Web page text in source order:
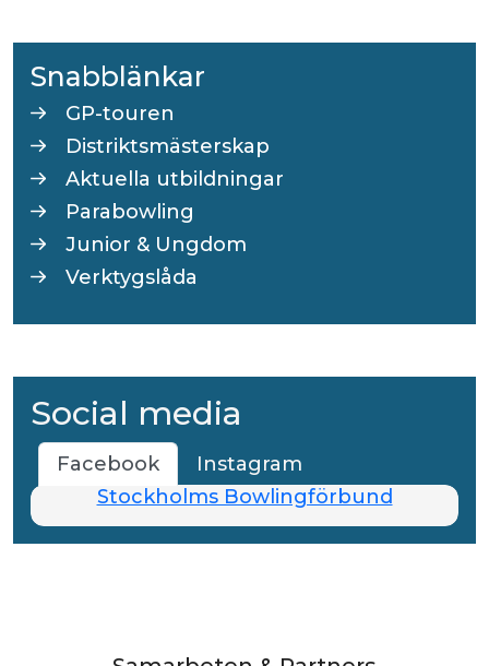
Snabblänkar
GP-touren
Distriktsmästerskap
Aktuella utbildningar
Parabowling
Junior & Ungdom
Verktygslåda
Social media
Facebook
Instagram
Stockholms Bowlingförbund